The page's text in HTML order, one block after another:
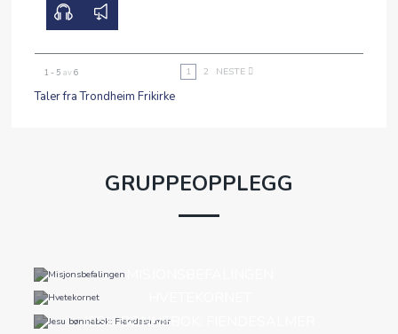
1 - 5av6 1 2 NESTE
Taler fra Trondheim Frikirke
GRUPPEOPPLEGG
JESU BØNNEBOK: FIENDESALMER